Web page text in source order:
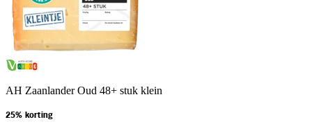
AH Zaanlander Oud 48+ stuk klein
25% korting